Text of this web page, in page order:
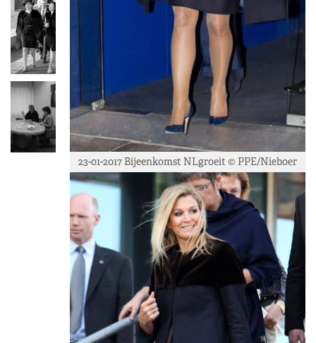
23-01-2017 Bijeenkomst NLgroeit © PPE/Nieboer